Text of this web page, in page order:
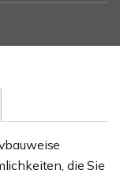
die Sie